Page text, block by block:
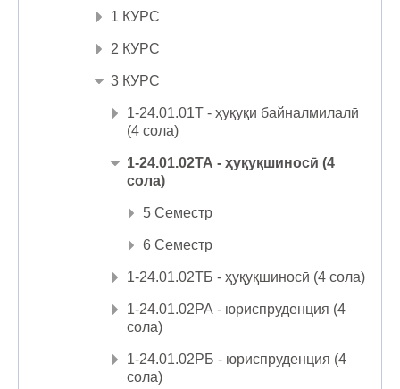
1 КУРС
2 КУРС
3 КУРС
1-24.01.01Т - ҳуқуқи байналмилалӣ
(4 сола)
1-24.01.02ТА - ҳуқуқшиносӣ (4
сола)
5 Семестр
6 Семестр
1-24.01.02ТБ - ҳуқуқшиносӣ (4 сола)
1-24.01.02РА - юриспруденция (4
сола)
1-24.01.02РБ - юриспруденция (4
сола)